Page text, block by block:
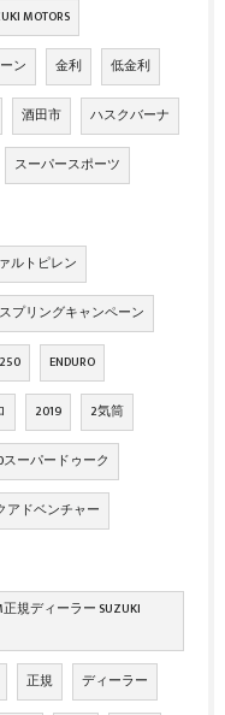
MOTORS
ン 金利 低金利
酒田市 ハスクバーナ
スーパースポーツ
ルトピレン
スプリングキャンペーン
ENDURO
2019 2気筒
スーパードゥーク
アドベンチャー
正規ディーラー SUZUKI
正規 ディーラー